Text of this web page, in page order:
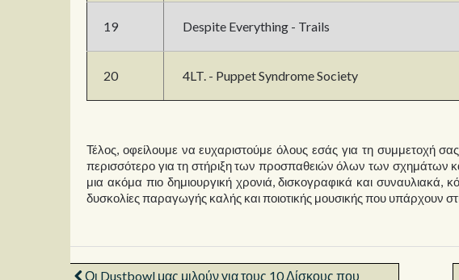
19 Despite Everything - Trails
20 4LT. - Puppet Syndrome Society
Τέλος, οφείλουμε να ευχαριστούμε όλους εσάς για τη συμμετοχή
περισσότερο για τη στήριξη των προσπαθειών όλων των σχημάτων
μια ακόμα πιο δημιουργική χρονιά, δισκογραφικά και συναυλιακά,
δυσκολίες παραγωγής καλής και ποιοτικής μουσικής που υπάρχουν
Οι Dustbowl μας μιλούν για τους 10 Δίσκους που